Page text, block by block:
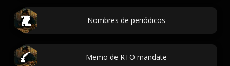
Nombres de periódicos
Memo de RTO mandate